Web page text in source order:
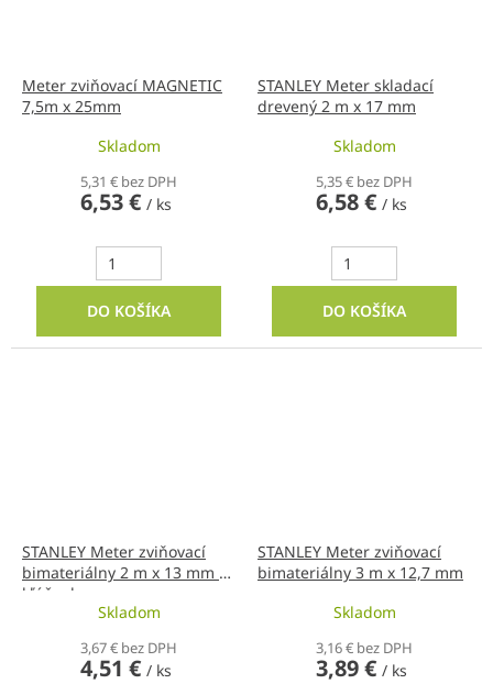
Meter zviňovací MAGNETIC
7,5m x 25mm
Skladom
5,31 € bez DPH
6,53 € / ks
DO KOŠÍKA
STANLEY Meter skladací
drevený 2 m x 17 mm
Skladom
5,35 € bez DPH
6,58 € / ks
DO KOŠÍKA
STANLEY Meter zviňovací
bimateriálny 2 m x 13 mm s
kľúčenkou
Skladom
3,67 € bez DPH
4,51 € / ks
STANLEY Meter zviňovací
bimateriálny 3 m x 12,7 mm
Skladom
3,16 € bez DPH
3,89 € / ks